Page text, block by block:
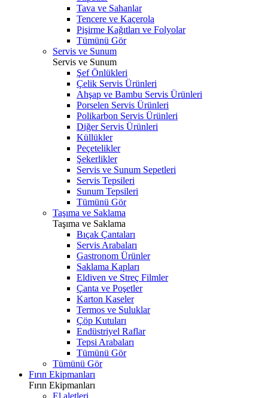
Tava ve Sahanlar
Tencere ve Kaçerola
Pişirme Kağıtları ve Folyolar
Tümünü Gör
Servis ve Sunum
Servis ve Sunum
Şef Önlükleri
Çelik Servis Ürünleri
Ahşap ve Bambu Servis Ürünleri
Porselen Servis Ürünleri
Polikarbon Servis Ürünleri
Diğer Servis Ürünleri
Küllükler
Peçetelikler
Şekerlikler
Servis ve Sunum Sepetleri
Servis Tepsileri
Sunum Tepsileri
Tümünü Gör
Taşıma ve Saklama
Taşıma ve Saklama
Bıçak Çantaları
Servis Arabaları
Gastronom Ürünler
Saklama Kapları
Eldiven ve Streç Filmler
Çanta ve Poşetler
Karton Kaseler
Termos ve Suluklar
Çöp Kutuları
Endüstriyel Raflar
Tepsi Arabaları
Tümünü Gör
Tümünü Gör
Fırın Ekipmanları
Fırın Ekipmanları
El aletleri